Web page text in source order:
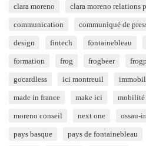
clara moreno clara moreno relations
communication communiqué de
design fintech fontainebleau
formation frog frogbeer
gocardless ici montreuil
made in france make ici mobilité
moreno conseil next one ossau-
pays basque pays de fontainebleau